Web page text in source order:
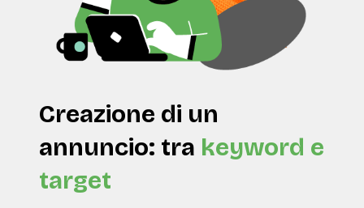
Creazione di un
annuncio: tra keyword e
target